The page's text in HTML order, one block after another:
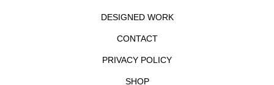
DESIGNED WORK
CONTACT
PRIVACY POLICY
SHOP